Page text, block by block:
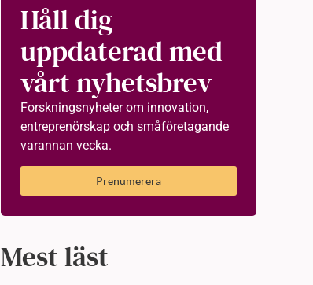
Mest läst
Håll dig
uppdaterad med
vårt nyhetsbrev
Forskningsnyheter om innovation,
entreprenörskap och småföretagande
varannan vecka.
Prenumerera